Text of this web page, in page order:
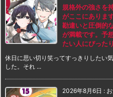
規格外の強さを
がここにありま
勘違いと圧倒的
が満載です。予
たい人にぴった
休日に思い切り笑ってすっきりしたい
した。それ ...
2026年8月6日 :